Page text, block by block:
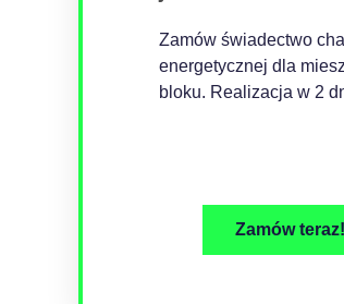
Zamów świadectwo
energetycznej dla
bloku. Realizacja w 2
Zamów